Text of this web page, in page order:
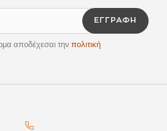
ΕΓΓΡΑΦΉ
αποδέχεσαι την πολιτική